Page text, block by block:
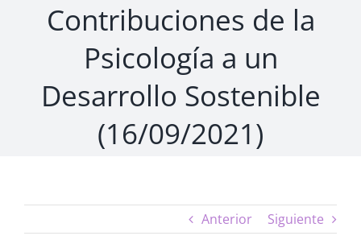
Contribuciones de la
Psicología a un
Desarrollo Sostenible
(16/09/2021)
Anterior Siguiente